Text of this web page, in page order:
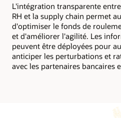
L'intégration transparente
RH et la supply chain permet
d'optimiser le fonds de
et d'améliorer l'agilité. Les
peuvent être déployées pour
anticiper les perturbations et
avec les partenaires bancaires